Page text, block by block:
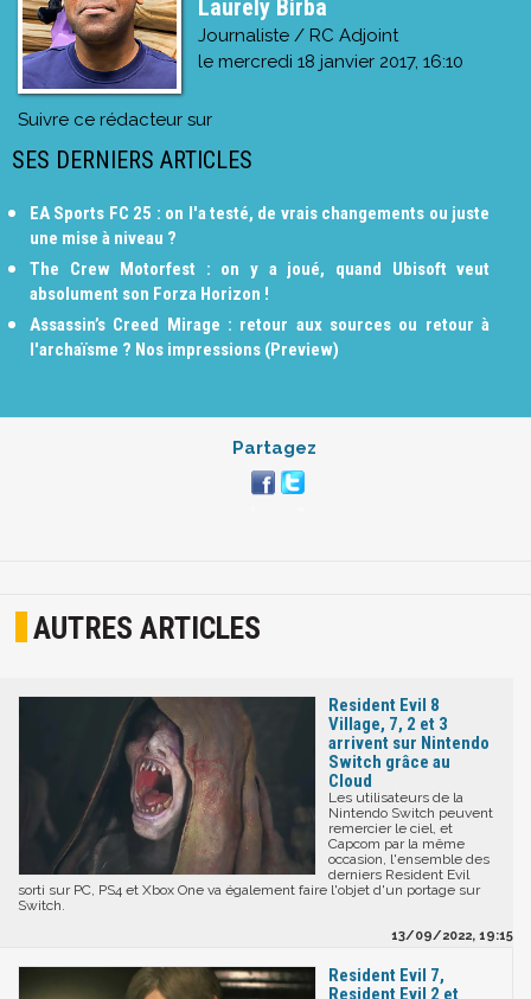
Laurely Birba
Journaliste / RC Adjoint
le mercredi 18 janvier 2017, 16:10
Suivre ce rédacteur sur
SES DERNIERS ARTICLES
EA Sports FC 25 : on l'a testé, de vrais changements ou juste
une mise à niveau ?
The Crew Motorfest : on y a joué, quand Ubisoft veut
absolument son Forza Horizon !
Assassin’s Creed Mirage : retour aux sources ou retour à
l'archaïsme ? Nos impressions (Preview)
Partagez
AUTRES ARTICLES
Resident Evil 8
Village, 7, 2 et 3
arrivent sur Nintendo
Switch grâce au
Cloud
Les utilisateurs de la
Nintendo Switch peuvent
remercier le ciel, et
Capcom par la même
occasion, l'ensemble des
derniers Resident Evil
sorti sur PC, PS4 et Xbox One va également faire l'objet d'un portage sur
Switch.
13/09/2022, 19:15
Resident Evil 7,
Resident Evil 2 et